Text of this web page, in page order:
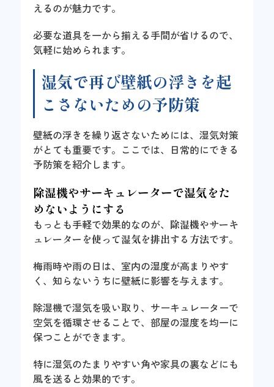
えるのが魅力です。
必要な道具を一から揃える手間が省けるので、
気軽に始められます。
湿気で再び壁紙の浮きを起
こさないための予防策
壁紙の浮きを繰り返さないためには、湿気対策
がとても重要です。ここでは、日常的にできる
予防策を紹介します。
除湿機やサーキュレーターで湿気をた
めないようにする
もっとも手軽で効果的なのが、 除湿機やサーキ
ュレーターを使って湿気を排出する方法です。
梅雨時や雨の日は、室内の湿度が高まりやす
く、知らないうちに壁紙に影響を与えます。
除湿機で湿気を吸い取り、サーキュレーターで
空気を循環させることで、部屋の湿度を均一に
保つことができます。
特に湿気のたまりやすい角や家具の裏などにも
風を送ると効果的です。